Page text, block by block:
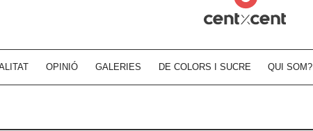
OPINIÓ GALERIES DE COLORS I SUCRE QUI SOM?